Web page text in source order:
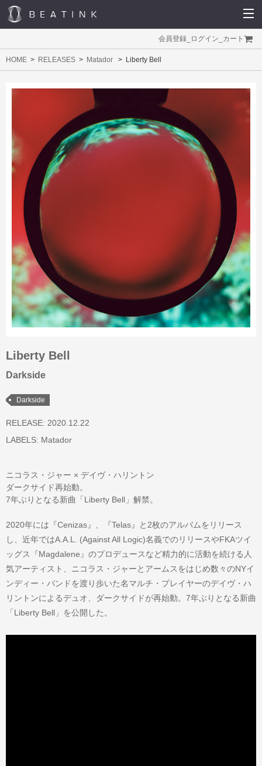
会員登録 ログイン カート
HOME RELEASES Matador Liberty Bell
Liberty Bell
Darkside
Darkside
RELEASE: 2020.12.22
LABELS: Matador
ニコラス・ジャー × デイヴ・ハリントン
ダークサイド再始動。
7年ぶりとなる新曲「Liberty Bell」解禁。
2020年には『Cenizas』、『Telas』と2枚のアルバムをリリース
し、近年ではA.A.L. (Against All Logic)名義でのリリースやFKAツイ
ッグス『Magdalene』のプロデュースなど精力的に活動を続ける人
気アーティスト、ニコラス・ジャーとアームスをはじめ数々のNYイ
ンディー・バンドを渡り歩いた名マルチ・プレイヤーのデイヴ・ハ
リントンによるデュオ、ダークサイドが再始動。7年ぶりとなる新曲
「Liberty Bell」を公開した。